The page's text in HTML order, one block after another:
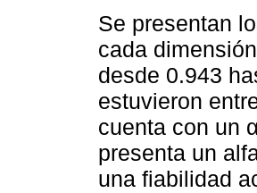
Se presentan
cada
desde 0.943
estuvieron
cuenta con un
presenta un
una fiabilidad